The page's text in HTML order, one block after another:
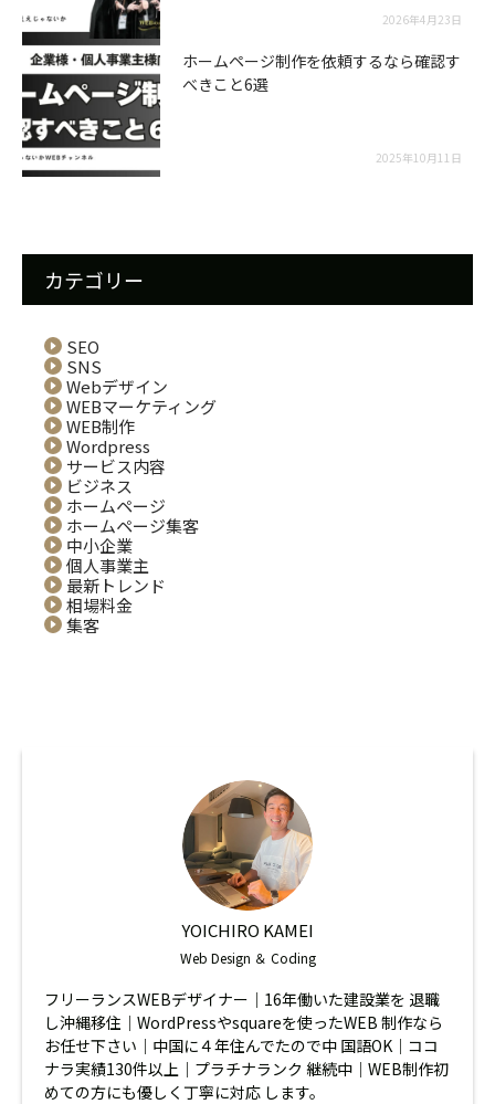
2026年4月23日
ホームページ制作を依頼するなら確認す
べきこと6選
2025年10月11日
カテゴリー
SEO
SNS
Webデザイン
WEBマーケティング
WEB制作
Wordpress
サービス内容
ビジネス
ホームページ
ホームページ集客
中小企業
個人事業主
最新トレンド
相場料金
集客
YOICHIRO KAMEI
Web Design ＆ Coding
フリーランスWEBデザイナー｜16年働いた建設業を 退職
し沖縄移住｜WordPressやsquareを使ったWEB 制作なら
お任せ下さい｜中国に４年住んでたので中 国語OK｜ココ
ナラ実績130件以上｜プラチナランク 継続中｜WEB制作初
めての方にも優しく丁寧に対応 します。